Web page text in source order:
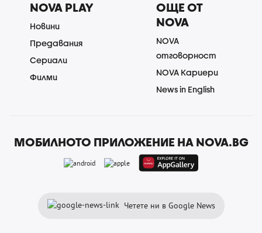
NOVA PLAY
Новини
Предавания
Сериали
Филми
ОЩЕ ОТ
NOVA
NOVA
отговорност
NOVA Кариери
News in English
МОБИЛНОТО ПРИЛОЖЕНИЕ НА NOVA.BG
Четете ни в Google News